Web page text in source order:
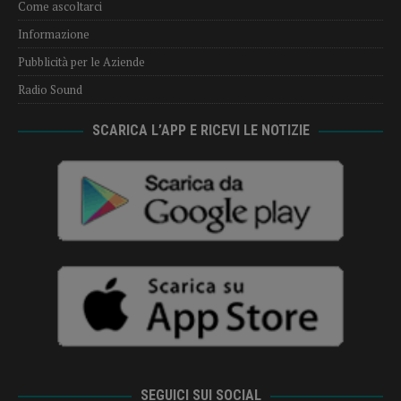
Come ascoltarci
Informazione
Pubblicità per le Aziende
Radio Sound
SCARICA L’APP E RICEVI LE NOTIZIE
SEGUICI SUI SOCIAL